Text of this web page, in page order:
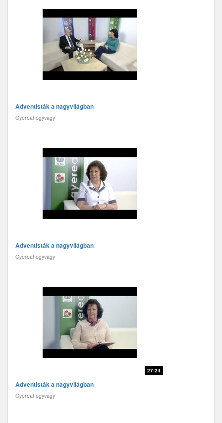
Adventisták a nagyvilágban
Gyereahogyvagy
Adventisták a nagyvilágban
Gyereahogyvagy
27:24
Adventisták a nagyvilágban
Gyereahogyvagy